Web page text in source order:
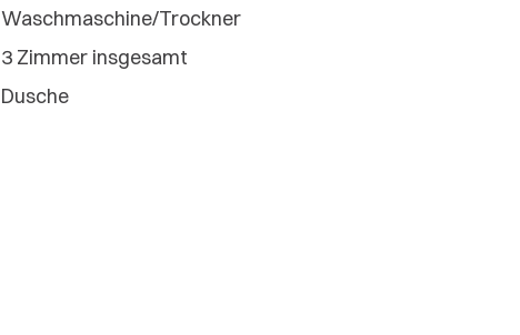
Waschmaschine/Trockner
3 Zimmer insgesamt
Dusche